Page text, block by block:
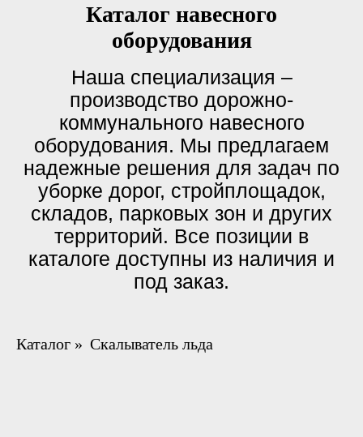
Каталог навесного
оборудования
Наша специализация –
производство дорожно-
коммунального навесного
оборудования. Мы предлагаем
надежные решения для задач по
уборке дорог, стройплощадок,
складов, парковых зон и других
территорий. Все позиции в
каталоге доступны из наличия и
под заказ.
Каталог » Скалыватель льда